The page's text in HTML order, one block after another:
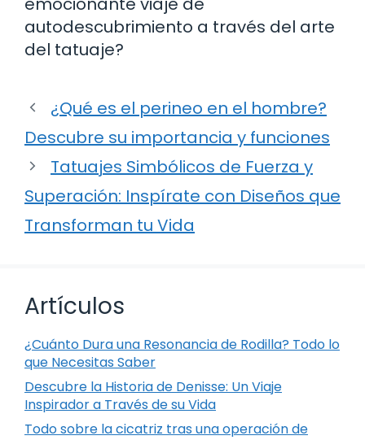
autodescubrimiento a través del arte
del tatuaje?
¿Qué es el perineo en el hombre?
Descubre su importancia y funciones
Tatuajes Simbólicos de Fuerza y
Superación: Inspírate con Diseños que
Transforman tu Vida
Artículos
¿Cuánto Dura una Resonancia de Rodilla? Todo lo
que Necesitas Saber
Descubre la Historia de Denisse: Un Viaje
Inspirador a Través de su Vida
Todo sobre la cicatriz tras una operación de